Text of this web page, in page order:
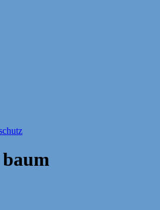
baum